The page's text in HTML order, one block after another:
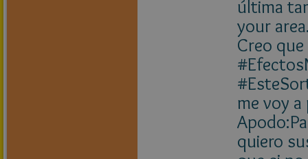
última
your
Creo
me voy
quiero